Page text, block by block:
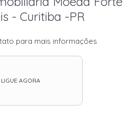
- Curitiba -PR
para mais informações
LIGUE AGORA